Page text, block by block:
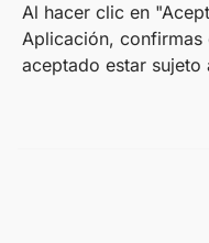
Al hacer clic en
Aplicación, confirmas
aceptado estar sujeto